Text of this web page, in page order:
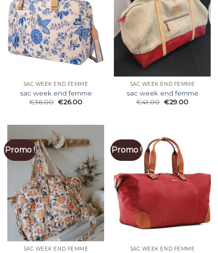
SAC WEEK END FEMME
sac week end femme
€36.00 €26.00
SAC WEEK END FEMME
sac week end femme
€41.00 €29.00
Promo !
SAC WEEK END FEMME
Promo !
SAC WEEK END FEMME